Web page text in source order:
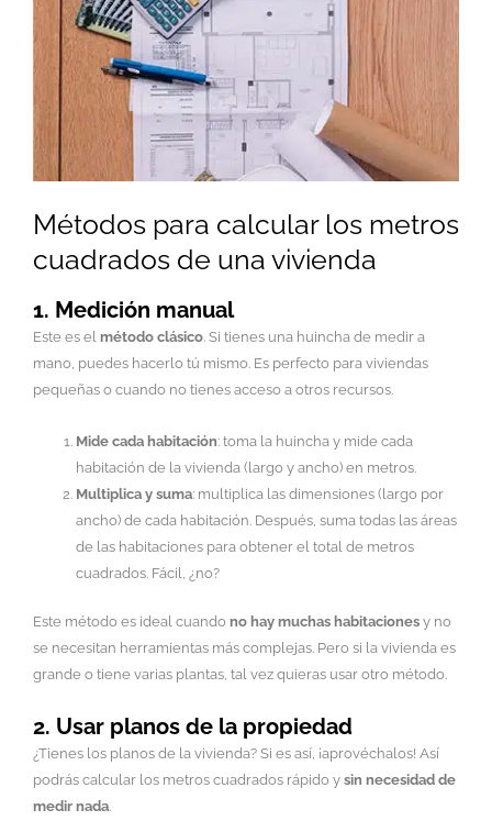
Métodos para calcular los metros
cuadrados de una vivienda
1. Medición manual
Este es el método clásico. Si tienes una huincha de medir a
mano, puedes hacerlo tú mismo. Es perfecto para viviendas
pequeñas o cuando no tienes acceso a otros recursos.
Mide cada habitación: toma la huincha y mide cada
habitación de la vivienda (largo y ancho) en metros.
Multiplica y suma: multiplica las dimensiones (largo por
ancho) de cada habitación. Después, suma todas las áreas
de las habitaciones para obtener el total de metros
cuadrados. Fácil, ¿no?
Este método es ideal cuando no hay muchas habitaciones y no
se necesitan herramientas más complejas. Pero si la vivienda es
grande o tiene varias plantas, tal vez quieras usar otro método.
2. Usar planos de la propiedad
¿Tienes los planos de la vivienda? Si es así, ¡aprovéchalos! Así
podrás calcular los metros cuadrados rápido y sin necesidad de
medir nada.